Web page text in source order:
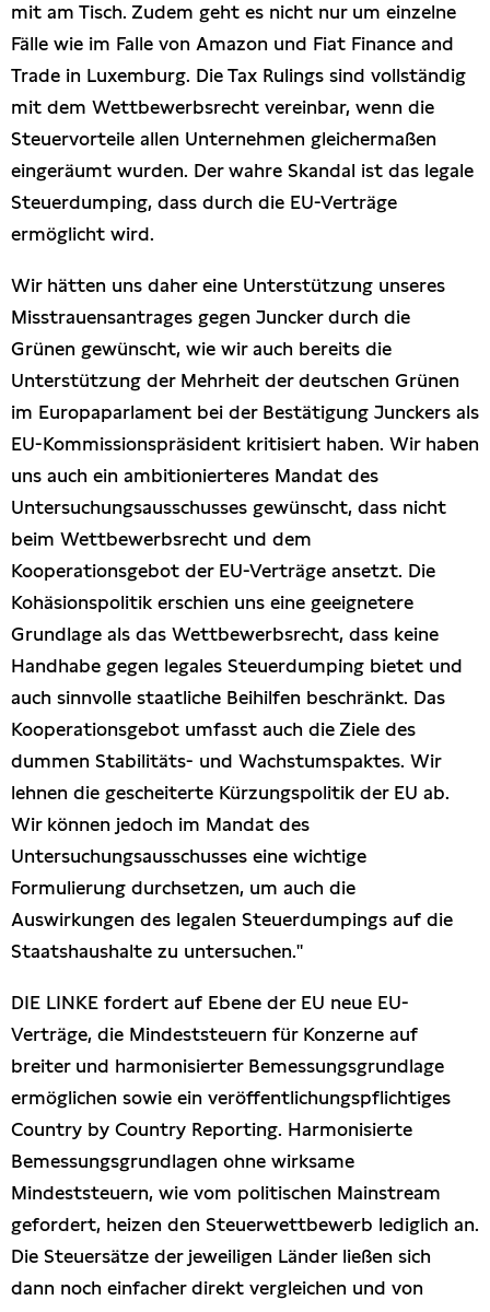
mit am Tisch. Zudem geht es nicht nur um einzelne
Fälle wie im Falle von Amazon und Fiat Finance and
Trade in Luxemburg. Die Tax Rulings sind vollständig
mit dem Wettbewerbsrecht vereinbar, wenn die
Steuervorteile allen Unternehmen gleichermaßen
eingeräumt wurden. Der wahre Skandal ist das legale
Steuerdumping, dass durch die EU-Verträge
ermöglicht wird.
Wir hätten uns daher eine Unterstützung unseres
Misstrauensantrages gegen Juncker durch die
Grünen gewünscht, wie wir auch bereits die
Unterstützung der Mehrheit der deutschen Grünen
im Europaparlament bei der Bestätigung Junckers als
EU-Kommissionspräsident kritisiert haben. Wir haben
uns auch ein ambitionierteres Mandat des
Untersuchungsausschusses gewünscht, dass nicht
beim Wettbewerbsrecht und dem
Kooperationsgebot der EU-Verträge ansetzt. Die
Kohäsionspolitik erschien uns eine geeignetere
Grundlage als das Wettbewerbsrecht, dass keine
Handhabe gegen legales Steuerdumping bietet und
auch sinnvolle staatliche Beihilfen beschränkt. Das
Kooperationsgebot umfasst auch die Ziele des
dummen Stabilitäts- und Wachstumspaktes. Wir
lehnen die gescheiterte Kürzungspolitik der EU ab.
Wir können jedoch im Mandat des
Untersuchungsausschusses eine wichtige
Formulierung durchsetzen, um auch die
Auswirkungen des legalen Steuerdumpings auf die
Staatshaushalte zu untersuchen."
DIE LINKE fordert auf Ebene der EU neue EU-
Verträge, die Mindeststeuern für Konzerne auf
breiter und harmonisierter Bemessungsgrundlage
ermöglichen sowie ein veröffentlichungspflichtiges
Country by Country Reporting. Harmonisierte
Bemessungsgrundlagen ohne wirksame
Mindeststeuern, wie vom politischen Mainstream
gefordert, heizen den Steuerwettbewerb lediglich an.
Die Steuersätze der jeweiligen Länder ließen sich
dann noch einfacher direkt vergleichen und von